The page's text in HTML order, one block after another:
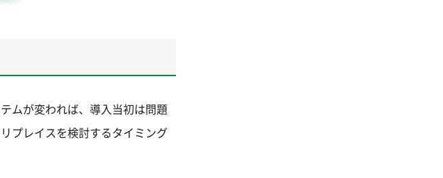
ムが変われば、導入当初は問題
プレイスを検討するタイミング